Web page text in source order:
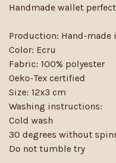
Handmade wallet
Production: Hand-made
Color: Ecru
Fabric: 100% polyester
Oeko-Tex certified
Size: 12x3 cm
Washing instructions:
Cold wash
30 degrees without
Do not tumble try